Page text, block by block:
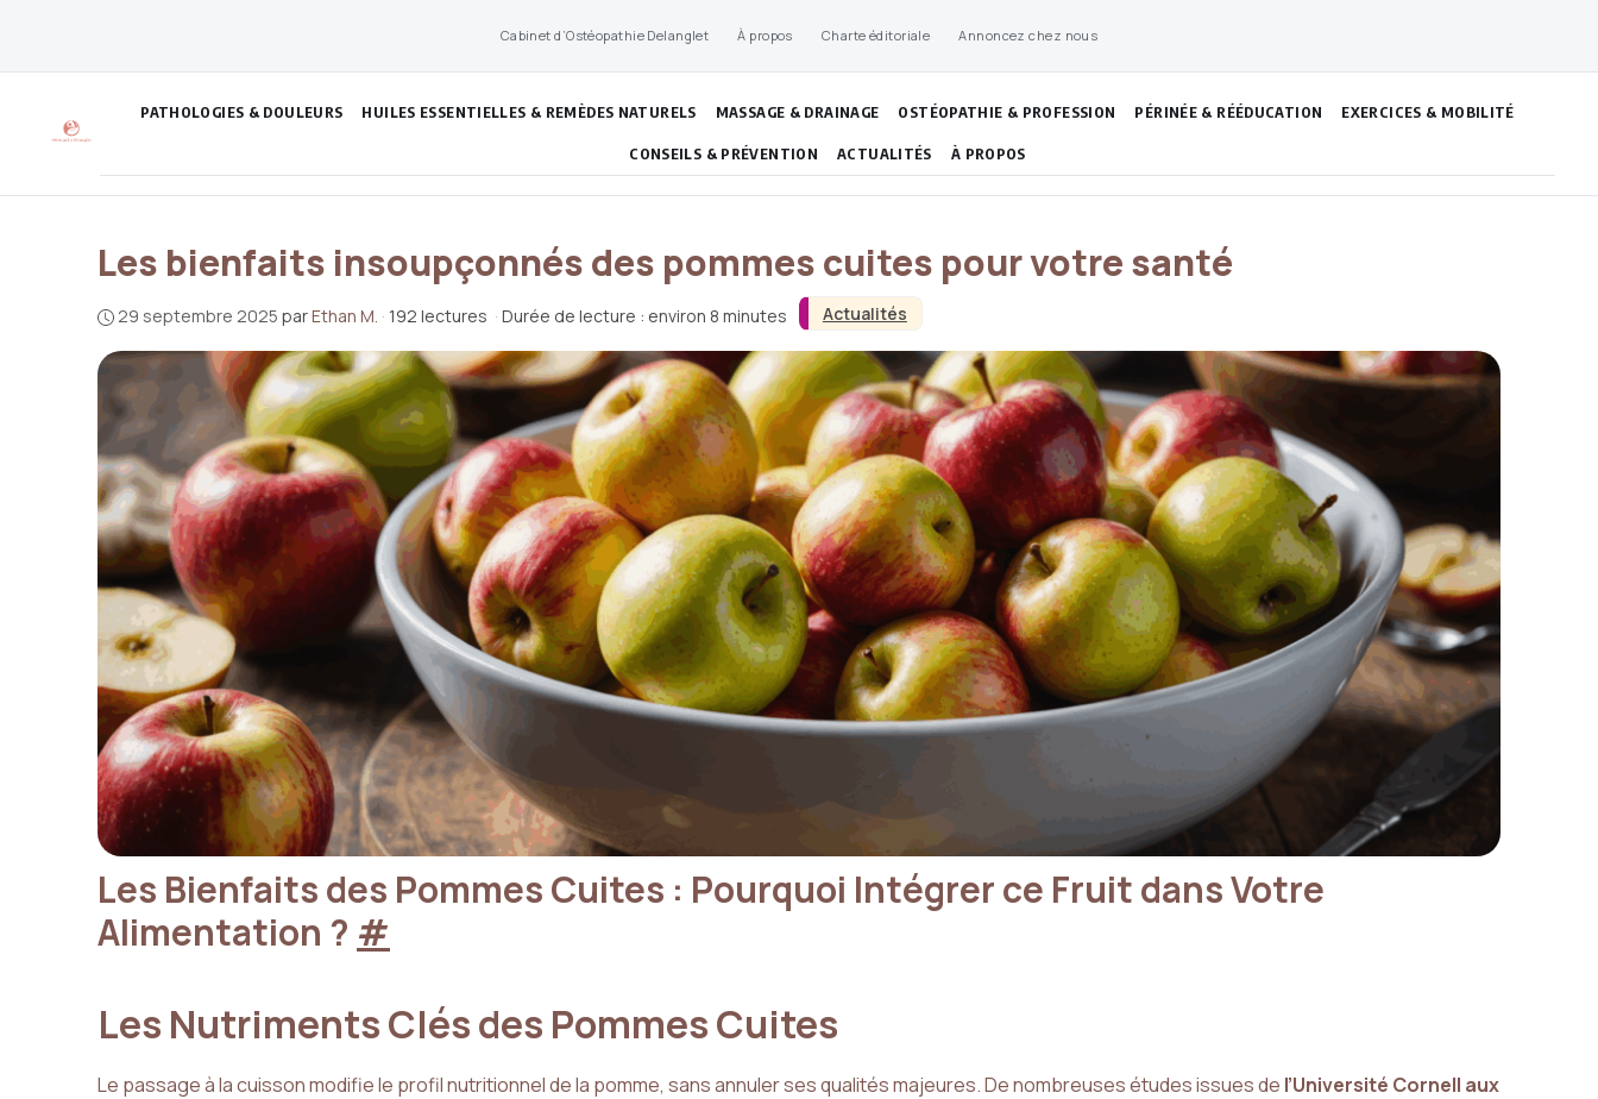
contenu
Cabinet d’Ostéopathie Delanglet À propos Charte éditoriale Annoncez chez nous
PATHOLOGIES & DOULEURS HUILES ESSENTIELLES & REMÈDES NATURELS MASSAGE & DRAINAGE OSTÉOPATHIE & PROFESSION PÉRINÉE & RÉÉDUCATION EXERCICES & MOBILITÉ
CONSEILS & PRÉVENTION ACTUALITÉS À PROPOS
Actualités
Les bienfaits insoupçonnés des pommes cuites pour votre santé
29 septembre 2025 parEthan M. · 192 lectures · Durée de lecture : environ 8 minutes
Les Bienfaits des Pommes Cuites : Pourquoi Intégrer ce Fruit dans Votre
Alimentation ? #
Les Nutriments Clés des Pommes Cuites
Le passage à la cuisson modifie le profil nutritionnel de la pomme, sans annuler ses qualités majeures. De nombreuses études issues de l’Université Cornell aux